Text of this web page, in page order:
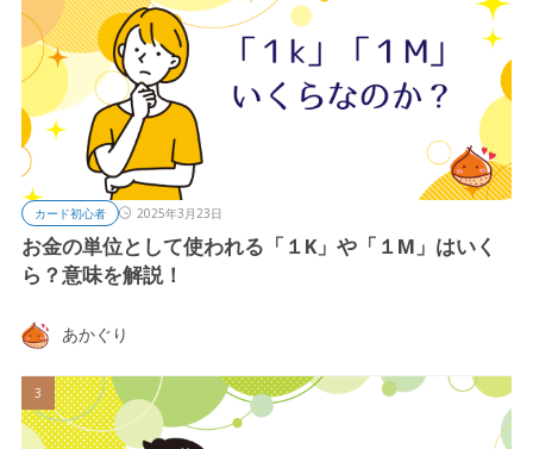
カード初心者 2025年3月23日
お金の単位として使われる「１K」や「１M」はいく
ら？意味を解説！
あかぐり